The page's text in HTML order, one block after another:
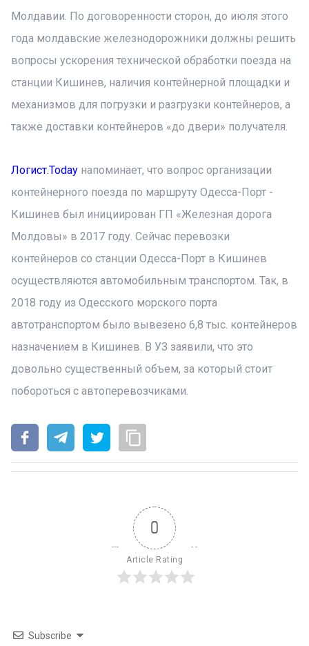
Молдавии. По договоренности сторон, до июля этого
года молдавские железнодорожники должны решить
вопросы ускорения технической обработки поезда на
станции Кишинев, наличия контейнерной площадки и
механизмов для погрузки и разгрузки контейнеров, а
также доставки контейнеров «до двери» получателя.
Логист.Today напоминает, что вопрос организации
контейнерного поезда по маршруту Одесса-Порт -
Кишинев был инициирован ГП «Железная дорога
Молдовы» в 2017 году. Сейчас перевозки
контейнеров со станции Одесса-Порт в Кишинев
осуществляются автомобильным транспортом. Так, в
2018 году из Одесского морского порта
автотранспортом было вывезено 6,8 тыс. контейнеров
назначением в Кишинев. В УЗ заявили, что это
довольно существенный объем, за который стоит
побороться с автоперевозчиками.
0
Article Rating
Subscribe